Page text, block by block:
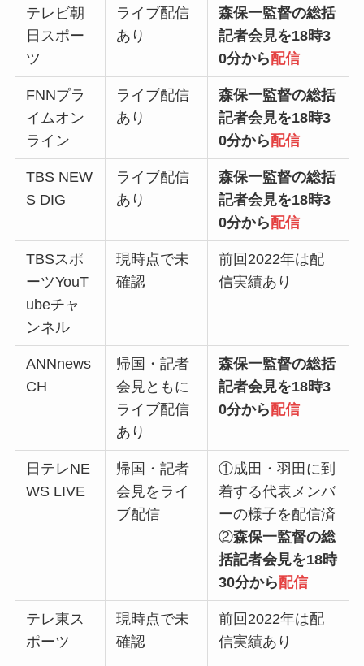
テレビ朝
日スポー
ツ
ライブ配信
あり
森保一監督の総括
記者会見を18時3
0分から配信
FNNプラ
イムオン
ライン
ライブ配信
あり
森保一監督の総括
記者会見を18時3
0分から配信
TBS NEW
S DIG
ライブ配信
あり
森保一監督の総括
記者会見を18時3
0分から配信
TBSスポ
ーツYouT
ubeチャ
ンネル
現時点で未
確認
前回2022年は配
信実績あり
ANNnews
CH
帰国・記者
会見ともに
ライブ配信
あり
森保一監督の総括
記者会見を18時3
0分から配信
日テレNE
WS LIVE
帰国・記者
会見をライ
ブ配信
①成田・羽田に到
着する代表メンバ
ーの様子を配信済
②森保一監督の総
括記者会見を18時
30分から配信
テレ東ス
ポーツ
現時点で未
確認
前回2022年は配
信実績あり